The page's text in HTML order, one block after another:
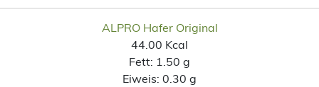
ALPRO Hafer Original
44.00 Kcal
Fett: 1.50 g
Eiweis: 0.30 g